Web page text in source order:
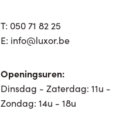
T: 050 71 82 25
E: info@luxor.be
Openingsuren:
Dinsdag - Zaterdag: 11u -
Zondag: 14u - 18u